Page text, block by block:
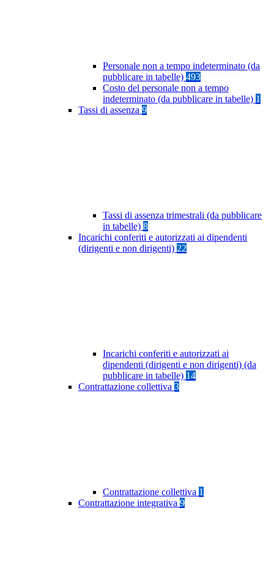
Personale non a tempo indeterminato (da
pubblicare in tabelle) 493
Costo del personale non a tempo
indeterminato (da pubblicare in tabelle) 1
Tassi di assenza 9
Tassi di assenza trimestrali (da pubblicare
in tabelle) 8
Incarichi conferiti e autorizzati ai dipendenti
(dirigenti e non dirigenti) 22
Incarichi conferiti e autorizzati ai
dipendenti (dirigenti e non dirigenti) (da
pubblicare in tabelle) 14
Contrattazione collettiva 3
Contrattazione collettiva 1
Contrattazione integrativa 9